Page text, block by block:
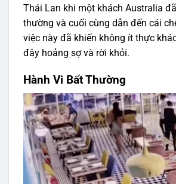
Thái Lan khi một khách Australia
thường và cuối cùng dẫn đến cái
việc này đã khiến không ít thực
đây hoảng sợ và rời khỏi.
Hành Vi Bất Thường